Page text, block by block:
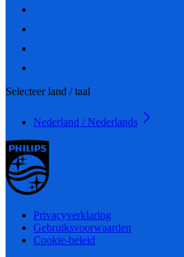
Selecteer land / taal
Nederland / Nederlands
Privacyverklaring
Gebruiksvoorwaarden
Cookie-beleid